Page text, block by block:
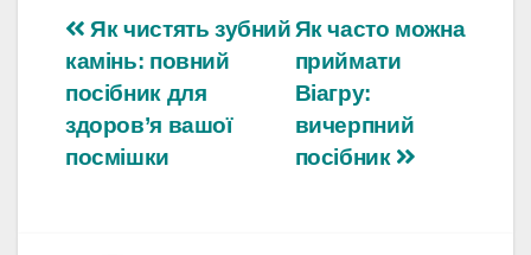
Навігація
записів
Як часто можна
приймати
Віагру:
вичерпний
посібник
Як чистять зубний
камінь: повний
посібник для
здоров’я вашої
посмішки